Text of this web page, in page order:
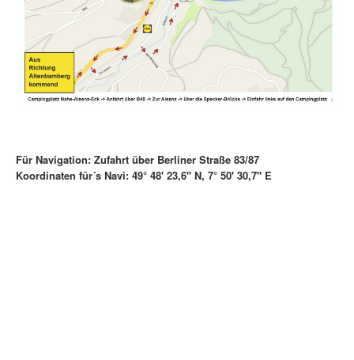
Für Navigation: Zufahrt über Berliner Straße 83/87
Koordinaten für´s Navi: 49° 48' 23,6" N, 7° 50' 30,7" E